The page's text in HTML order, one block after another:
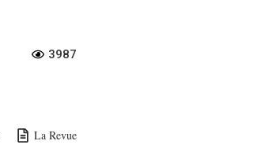
3987
La Revue